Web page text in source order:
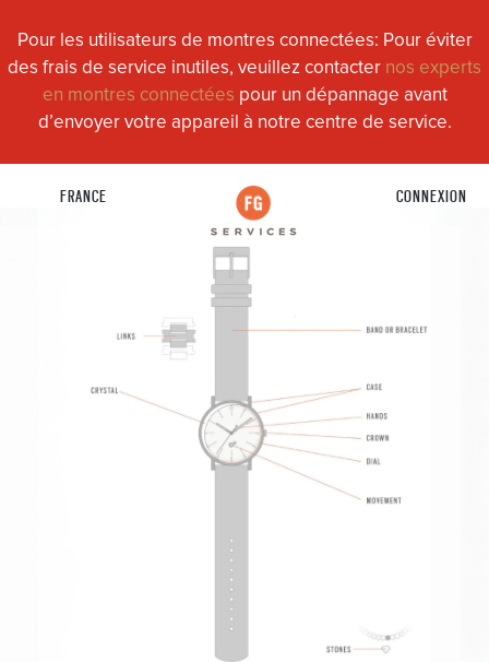
Pour les utilisateurs de montres connectées: Pour éviter
des frais de service inutiles, veuillez contacter nos experts
en montres connectées pour un dépannage avant
d’envoyer votre appareil à notre centre de service.
FRANCE CONNEXION